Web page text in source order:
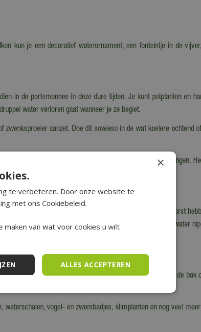
kun je een decoratief waterornament, een fonteintje in de
in de portemonnee in deze dure tijden. Je kunt potplanten en
water verloren gaat wanneer je ze begiet.
aanzet. Doe dit sowieso in de wat koelere ochtend
te houden zodat het water goed in de aarde kan doordringen.
pot, zeker bij grote bladplanten als hosta's.
en kleine wilde dieren, zoals vogels en egels, die ook dorst
kunnen insecten daarop neerstrijken en veilig van het water
of konijnenhok op een schaduwrijke plek. Of dek de
vogel- en zwembadjes, klimplanten en nog veel
×
te verbeteren. Door onze website te
met ons Cookiebeleid.
van wat voor cookies u wilt
ALLES ACCEPTEREN